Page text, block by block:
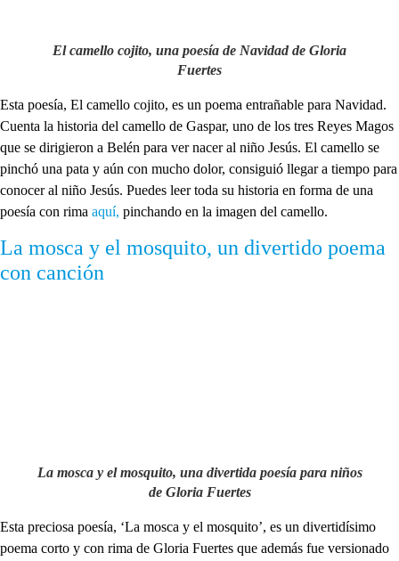
El camello cojito, una poesía de Navidad de Gloria
Fuertes
Esta poesía, El camello cojito, es un poema entrañable para Navidad.
Cuenta la historia del camello de Gaspar, uno de los tres Reyes Magos
que se dirigieron a Belén para ver nacer al niño Jesús. El camello se
pinchó una pata y aún con mucho dolor, consiguió llegar a tiempo para
conocer al niño Jesús. Puedes leer toda su historia en forma de una
poesía con rima aquí, pinchando en la imagen del camello.
La mosca y el mosquito, un divertido poema
con canción
La mosca y el mosquito, una divertida poesía para niños
de Gloria Fuertes
Esta preciosa poesía, ‘La mosca y el mosquito’, es un divertidísimo
poema corto y con rima de Gloria Fuertes que además fue versionado